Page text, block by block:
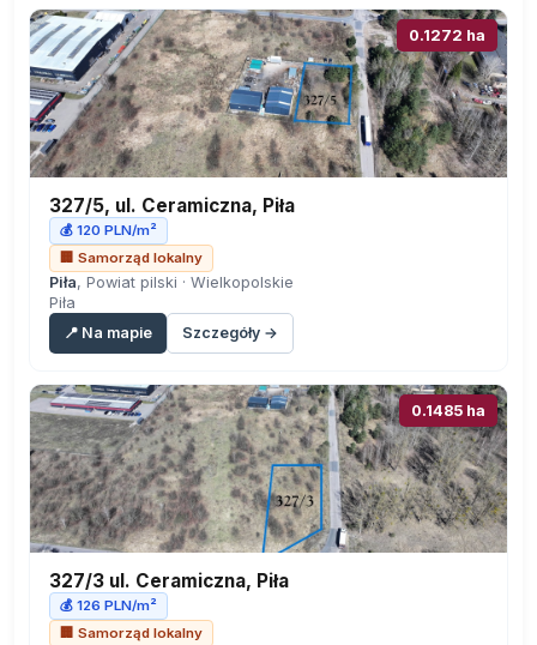
0.1272 ha
327/5, ul. Ceramiczna, Piła
💰 120 PLN/m²
🏢 Samorząd lokalny
Piła, Powiat pilski · Wielkopolskie
Piła
📍 Na mapie
Szczegóły →
0.1485 ha
327/3 ul. Ceramiczna, Piła
💰 126 PLN/m²
🏢 Samorząd lokalny